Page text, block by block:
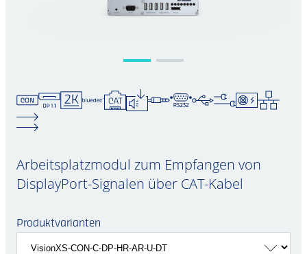
Arbeitsplatzmodul zum Empfangen von
DisplayPort-Signalen über CAT-Kabel
Produktvarianten